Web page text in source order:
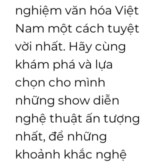
nghiệm văn hóa Việt
Nam một cách tuyệt
vời nhất. Hãy cùng
khám phá và lựa
chọn cho mình
những show diễn
nghệ thuật ấn tượng
nhất, để những
khoảnh khắc nghệ